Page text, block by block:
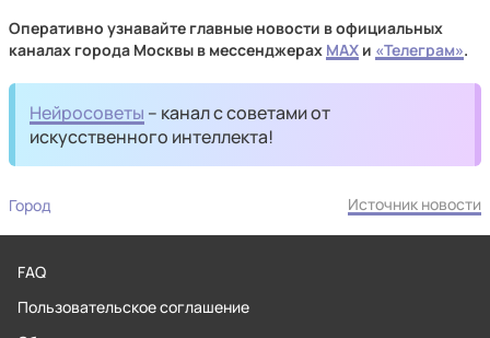
Оперативно узнавайте главные новости в официальных
каналах города Москвы в мессенджерах MAX и «Телеграм».
Нейросоветы – канал с советами от
искусственного интеллекта!
Город Источник новости
FAQ
Пользовательское соглашение